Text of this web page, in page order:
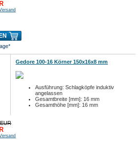
Gedore 100-16 Körner 150x16x8 mm
Ausführung: Schlagköpfe induktiv
angelassen
Gesamtbreite [mm]: 16 mm
Gesamthöhe [mm]: 16 mm